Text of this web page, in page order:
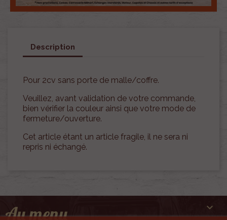
Description
Pour 2cv sans porte de malle/coffre.
Veuillez, avant validation de votre commande,
bien vérifier la couleur ainsi que votre mode de
fermeture/ouverture.
Cet article étant un article fragile, il ne sera ni
repris ni échangé.
Au menu 